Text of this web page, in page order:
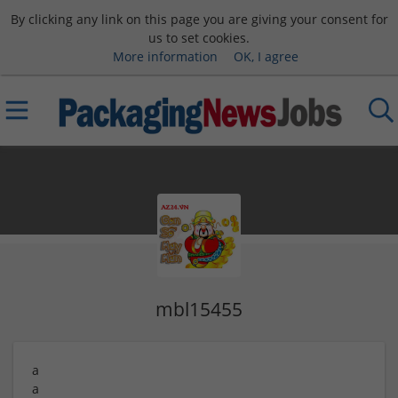
By clicking any link on this page you are giving your consent for
us to set cookies.
More information
OK, I agree
mbl15455
a
a